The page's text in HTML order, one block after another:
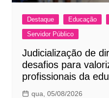
Destaque Educação
Servidor Público
Judicialização de
desafios para
profissionais da
qua, 05/08/2026